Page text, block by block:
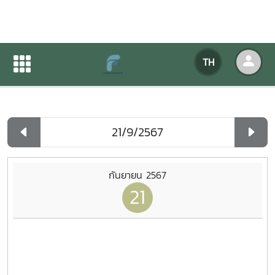
TH
ปฏิทินกิจกรรมของหน่วยงาน
ปฏิทินกิจกรรมของหน่วยงาน
กันยายน 2567
21